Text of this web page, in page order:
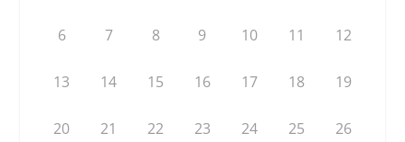
6 7 8 9 10 11 12
13 14 15 16 17 18 19
20 21 22 23 24 25 26